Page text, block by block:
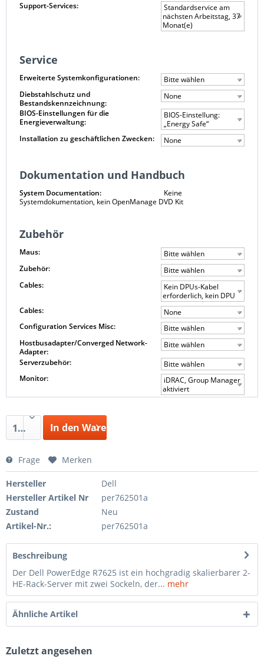
Support-Services:
Standardservice am
nächsten Arbeitstag, 37
Monat(e)
Service
Erweiterte Systemkonfigurationen:
Bitte wählen
Diebstahlschutz und
Bestandskennzeichnung:
None
BIOS-Einstellungen für die
Energieverwaltung:
BIOS-Einstellung:
„Energy Safe“
Installation zu geschäftlichen Zwecken:
None
Dokumentation und Handbuch
System Documentation:
Keine
Systemdokumentation, kein OpenManage DVD Kit
Zubehör
Maus:
Bitte wählen
Zubehör:
Bitte wählen
Cables:
Kein DPUs-Kabel
erforderlich, kein DPU
Cables:
None
Configuration Services Misc:
Bitte wählen
Hostbusadapter/Converged Network-
Adapter:
Bitte wählen
Serverzubehör:
Bitte wählen
Monitor:
iDRAC, Group Manager
aktiviert
1 In den Warenkorb
Frage Merken
Hersteller
Dell
Hersteller Artikel Nr
per762501a
Zustand
Neu
Artikel-Nr.:
per762501a
Beschreibung
Der Dell PowerEdge R7625 ist ein hochgradig skalierbarer 2-
HE-Rack-Server mit zwei Sockeln, der... mehr
Ähnliche Artikel
Zuletzt angesehen